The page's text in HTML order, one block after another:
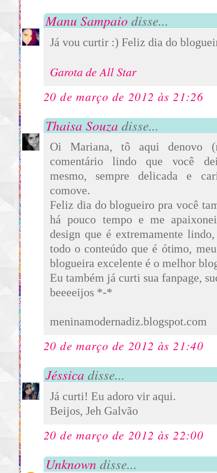
Manu Sampaio disse...
Já vou curtir :) Feliz dia do
Garota de All Star
20 de março de 2012 às 21:26
Thaisa Souza disse...
Oi Mariana, tô aqui denovo
comentário lindo que você
mesmo, sempre delicada e
comove.
Feliz dia do blogueiro pra você
há pouco tempo e me
design que é extremamente
todo o conteúdo que é ótimo,
blogueira excelente é o melhor
Eu também já curti sua fanpage,
beeeeijos *-*
meninamodernadiz.blogspot.com
20 de março de 2012 às 21:40
Jéssica disse...
Já curti! Eu adoro vir aqui.
Beijos, Jeh Galvão
20 de março de 2012 às 22:00
Unknown disse...